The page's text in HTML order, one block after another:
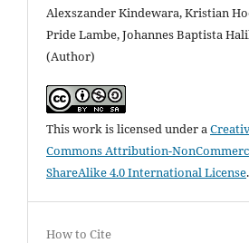
Alexszander Kindewara, Kristian
Pride Lambe, Johannes Baptista
(Author)
This work is licensed under a
Commons Attribution-
ShareAlike 4.0 International License.
How to Cite